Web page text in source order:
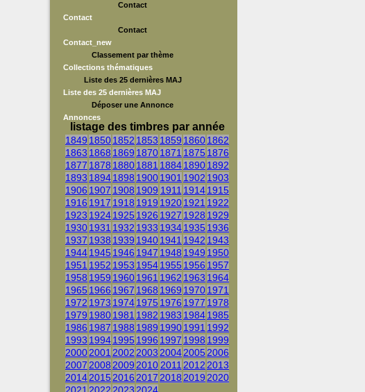
Contact
Contact
Contact
Contact_new
Classement par thème
Collections thématiques
Liste des 25 dernières MAJ
Liste des 25 dernières MAJ
Déposer une Annonce
Annonces
listage des timbres par année
1849 18501852 1853 1859 18601862
1863 1868 1869 18701871 1875 1876
1877 1878 18801881 188418901892
1893 18941898 19001901 1902 1903
1906 1907 1908 1909 1911 19141915
1916 1917 1918 1919 19201921 1922
1923 19241925 1926 1927 1928 1929
19301931 1932 1933 19341935 1936
1937 1938 1939 19401941 1942 1943
19441945 1946 1947 1948 1949 1950
1951 1952 1953 19541955 1956 1957
1958 1959 19601961 1962 1963 1964
1965 1966 1967 1968 1969 19701971
1972 1973 19741975 1976 1977 1978
1979 19801981 1982 1983 19841985
1986 1987 1988 1989 19901991 1992
1993 19941995 1996 1997 1998 1999
20002001 2002 2003 20042005 2006
2007 2008 2009 2010 2011 2012 2013
20142015 2016 2017 2018 2019 2020